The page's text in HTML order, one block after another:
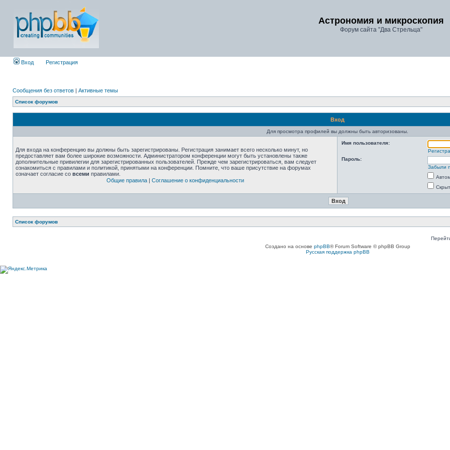
Астрономия и микроскопия
Форум сайта "Два Стрельца"
Вход Регистрация
Сообщения без ответов | Активные темы
Список форумов
Вход
Для просмотра профилей вы должны быть авторизованы.
Для входа на конференцию вы должны быть зарегистрированы. Регистрация занимает всего несколько минут, но
предоставляет вам более широкие возможности. Администратором конференции могут быть установлены также
дополнительные привилегии для зарегистрированных пользователей. Прежде чем зарегистрироваться, вам следует
ознакомиться с правилами и политикой, принятыми на конференции. Помните, что ваше присутствие на форумах
означает согласие со всеми правилами.
Общие правила| Соглашение о конфиденциальности
Имя пользователя:
Пароль:
Забыли
Список форумов
Создано на основе phpBB® Forum Software © phpBB Group
Русская поддержка phpBB